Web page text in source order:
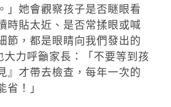
」她會觀察孩子是否瞇眼看
時貼太近、是否常揉眼或喊
節，都是眼睛向我們發出的
力呼籲家長：「不要等到孩
』才帶去檢查，每年一次的
省！」